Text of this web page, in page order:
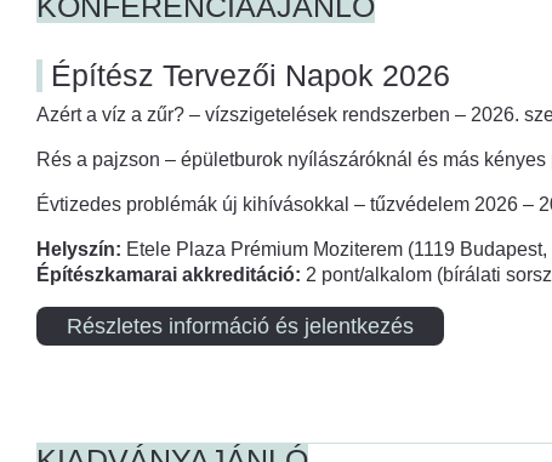
Építész Tervezői Napok 2026
Azért a víz a zűr? – vízszigetelések rendszerben – 2026.
Rés a pajzson – épületburok nyílászáróknál és más
Évtizedes problémák új kihívásokkal – tűzvédelem 2026 –
Helyszín: Etele Plaza Prémium Moziterem (1119
Építészkamarai akkreditáció: 2 pont/alkalom (bírálati
Részletes információ és jelentkezés